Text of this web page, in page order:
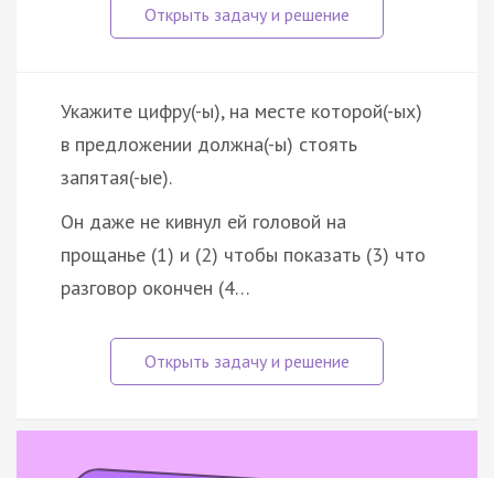
Укажите цифру(-ы), на месте которой(-ых)
в предложении должна(-ы) стоять
запятая(-ые).
Он даже не кивнул ей головой на
прощанье (1) и (2) чтобы показать (3) что
разговор окончен (4…